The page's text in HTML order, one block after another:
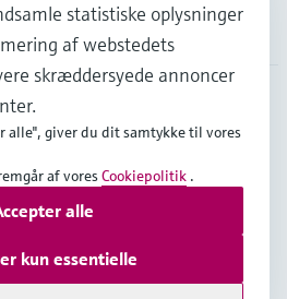
Group Services AG
rapporter
statistiske oplysninger
af webstedets
skræddersyede annoncer
alle", giver du dit samtykke til vores
af voresCookiepolitik .
kun essentielle
alle